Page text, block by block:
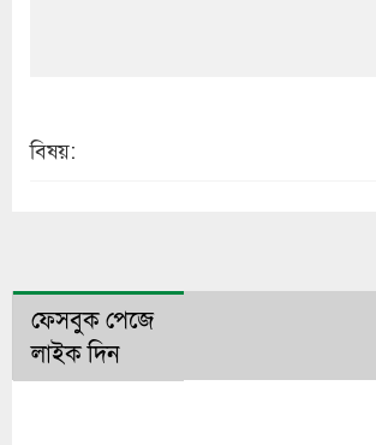
বিষয়:
ফেসবুক পেজে
লাইক দিন